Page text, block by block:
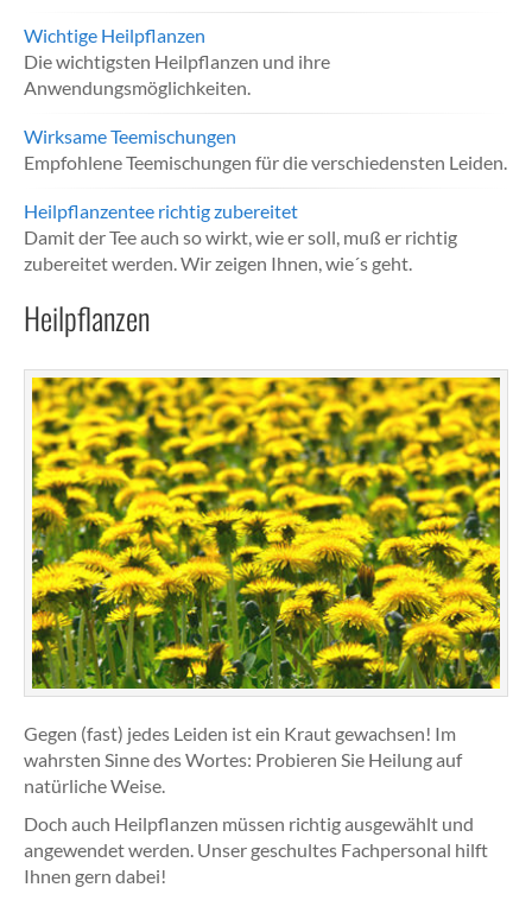
Wichtige Heilpflanzen
Die wichtigsten Heilpflanzen und ihre
Anwendungsmöglichkeiten.
Wirksame Teemischungen
Empfohlene Teemischungen für die verschiedensten Leiden.
Heilpflanzentee richtig zubereitet
Damit der Tee auch so wirkt, wie er soll, muß er richtig
zubereitet werden. Wir zeigen Ihnen, wie´s geht.
Heilpflanzen
Gegen (fast) jedes Leiden ist ein Kraut gewachsen! Im
wahrsten Sinne des Wortes: Probieren Sie Heilung auf
natürliche Weise.
Doch auch Heilpflanzen müssen richtig ausgewählt und
angewendet werden. Unser geschultes Fachpersonal hilft
Ihnen gern dabei!